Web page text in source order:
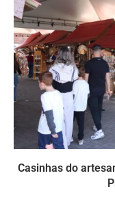
Casinhas do